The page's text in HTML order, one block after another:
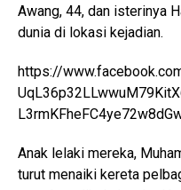
Awang, 44, dan isterinya
dunia di lokasi kejadian.
https://
Anak lelaki mereka,
turut menaiki kereta